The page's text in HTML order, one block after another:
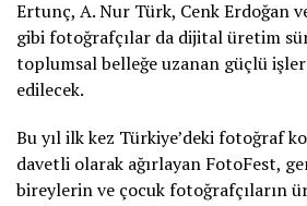
Ertunç, A. Nur Türk, Cenk Erdoğan
gibi fotoğrafçılar da dijital üretim
toplumsal belleğe uzanan güçlü
edilecek.
Bu yıl ilk kez Türkiye’deki fotoğraf
davetli olarak ağırlayan FotoFest,
bireylerin ve çocuk fotoğrafçıların